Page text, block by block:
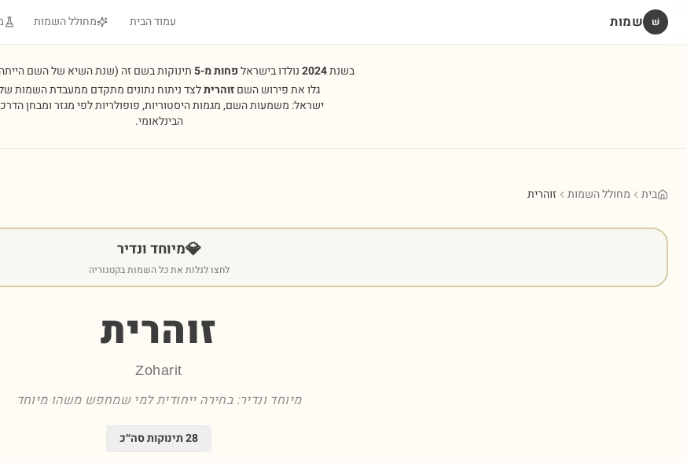
שׁ שמות עמוד הבית מחולל השמות
בשנת2024נולדו בישראלפחות מ-5 תינוקות בשם זה (שנת השיא של השם הייתה
גלו את פירוש השםזוהריתלצד ניתוח נתונים מתקדם ממעבדת השמות
ישראל: משמעות השם, מגמות היסטוריות, פופולריות לפי מגזר ומבחן
הבינלאומי.
בית מחולל השמות זוהרית
💎מיוחד ונדיר
לחצו לגלות את כל השמות בקטגוריה
זוהרית
Zoharit
מיוחד ונדיר: בחירה ייחודית למי שמחפש משהו מיוחד
28תינוקות סה״כ